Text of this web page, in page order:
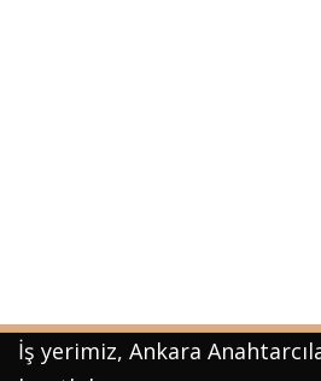
İş yerimiz, Ankara